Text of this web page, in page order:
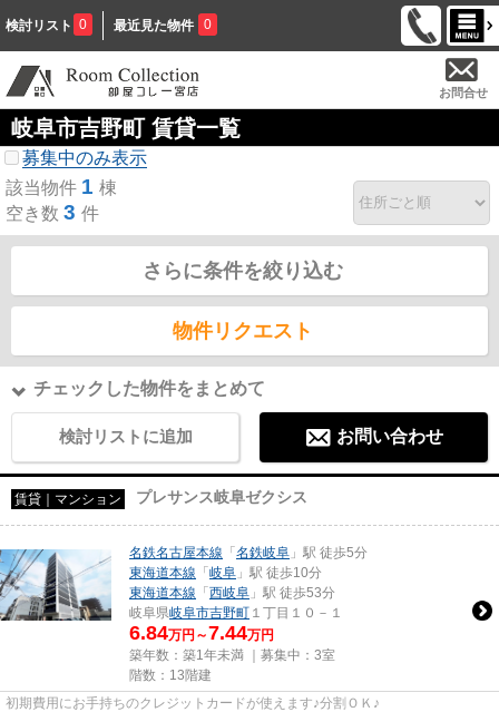
検討リスト 0 最近見た物件 0
お問合せ
岐阜市吉野町 賃貸一覧
募集中のみ表示
該当物件 1 棟
空き数 3 件
さらに条件を絞り込む
物件リクエスト
チェックした物件をまとめて
検討リストに追加 お問い合わせ
賃貸｜マンション プレサンス岐阜ゼクシス
名鉄名古屋本線 「 名鉄岐阜 」駅 徒歩5分
東海道本線 「 岐阜 」駅 徒歩10分
東海道本線 「 西岐阜 」駅 徒歩53分
岐阜県岐阜市吉野町 １丁目１０－１
6.84万円～7.44万円
築年数：築1年未満 ｜募集中： 3室
階数：13階建
初期費用にお手持ちのクレジットカードが使えます♪分割ＯＫ♪